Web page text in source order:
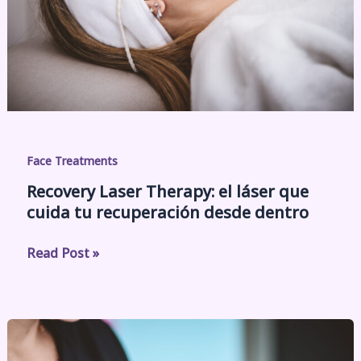
Face Treatments
Recovery Laser Therapy: el láser que
cuida tu recuperación desde dentro
Read Post »
Facial
Casmara: